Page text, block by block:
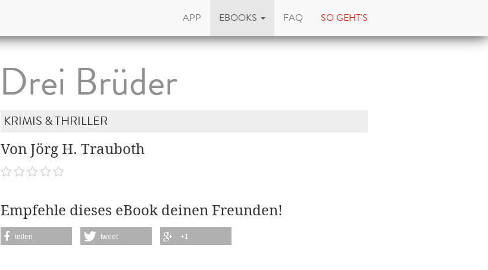
APP EBOOKS FAQ SO GEHT'S
Drei Brüder
KRIMIS & THRILLER
Von Jörg H. Trauboth
Empfehle dieses eBook deinen Freunden!
teilen tweet +1